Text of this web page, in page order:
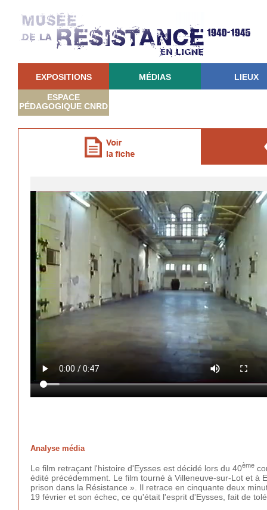
EXPOSITIONS MÉDIAS LIEUX
ESPACE
PÉDAGOGIQUE CNRD
Analyse média
Le film retraçant l'histoire d'Eysses est décidé lors du 40ème
édité précédemment. Le film tourné à Villeneuve-sur-Lot et à
prison dans la Résistance ». Il retrace en cinquante deux
19 février et son échec, ce qu'était l'esprit d'Eysses, fait de